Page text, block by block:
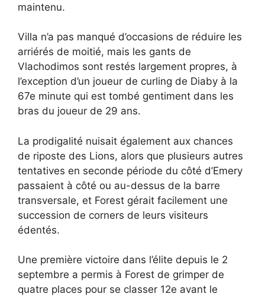
maintenu.
Villa n’a pas manqué d’occasions de réduire les
arriérés de moitié, mais les gants de
Vlachodimos sont restés largement propres, à
l’exception d’un joueur de curling de Diaby à la
67e minute qui est tombé gentiment dans les
bras du joueur de 29 ans.
La prodigalité nuisait également aux chances
de riposte des Lions, alors que plusieurs autres
tentatives en seconde période du côté d’Emery
passaient à côté ou au-dessus de la barre
transversale, et Forest gérait facilement une
succession de corners de leurs visiteurs
édentés.
Une première victoire dans l’élite depuis le 2
septembre a permis à Forest de grimper de
quatre places pour se classer 12e avant le